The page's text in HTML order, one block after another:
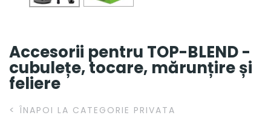
Accesorii pentru TOP-BLEND -
cubulețe, tocare, mărunțire și
feliere
< ÎNAPOI LA CATEGORIE PRIVATA